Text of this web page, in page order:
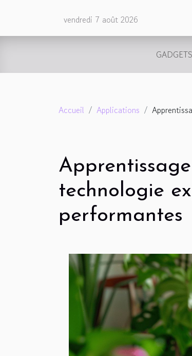
vendredi 7 août 2026
GADGETS
Accueil Applications
technologie
performantes